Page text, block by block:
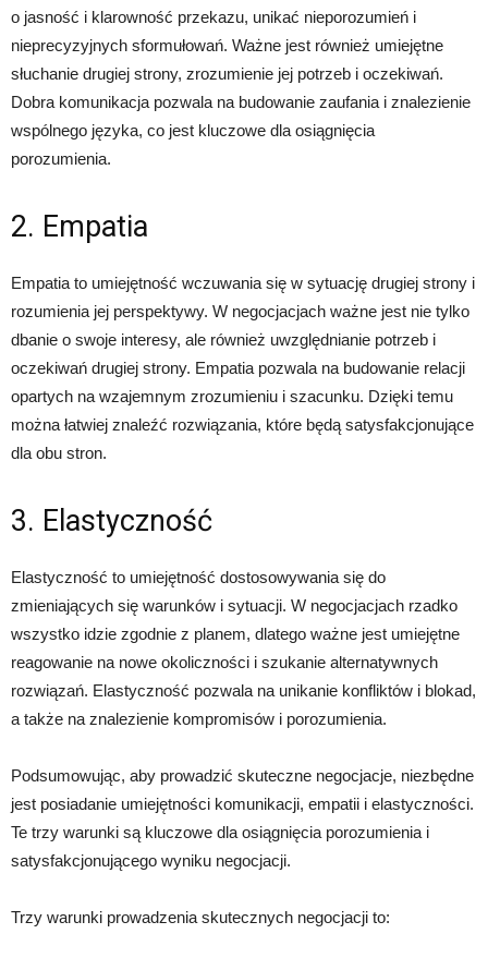
o jasność i klarowność przekazu, unikać nieporozumień i
nieprecyzyjnych sformułowań. Ważne jest również umiejętne
słuchanie drugiej strony, zrozumienie jej potrzeb i oczekiwań.
Dobra komunikacja pozwala na budowanie zaufania i znalezienie
wspólnego języka, co jest kluczowe dla osiągnięcia
porozumienia.
2. Empatia
Empatia to umiejętność wczuwania się w sytuację drugiej strony i
rozumienia jej perspektywy. W negocjacjach ważne jest nie tylko
dbanie o swoje interesy, ale również uwzględnianie potrzeb i
oczekiwań drugiej strony. Empatia pozwala na budowanie relacji
opartych na wzajemnym zrozumieniu i szacunku. Dzięki temu
można łatwiej znaleźć rozwiązania, które będą satysfakcjonujące
dla obu stron.
3. Elastyczność
Elastyczność to umiejętność dostosowywania się do
zmieniających się warunków i sytuacji. W negocjacjach rzadko
wszystko idzie zgodnie z planem, dlatego ważne jest umiejętne
reagowanie na nowe okoliczności i szukanie alternatywnych
rozwiązań. Elastyczność pozwala na unikanie konfliktów i blokad,
a także na znalezienie kompromisów i porozumienia.
Podsumowując, aby prowadzić skuteczne negocjacje, niezbędne
jest posiadanie umiejętności komunikacji, empatii i elastyczności.
Te trzy warunki są kluczowe dla osiągnięcia porozumienia i
satysfakcjonującego wyniku negocjacji.
Trzy warunki prowadzenia skutecznych negocjacji to: